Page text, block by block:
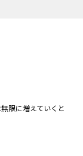
限に増えていくと